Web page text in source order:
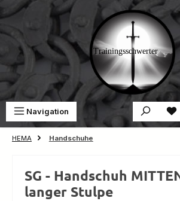
Zum Hauptinhalt springen
Navigation
HEMA Handschuhe
SG - Handschuh
langer Stulpe